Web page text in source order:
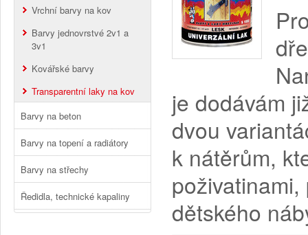
Vrchní barvy na kov
Barvy jednovrstvé 2v1 a
3v1
Kovářské barvy
Transparentní laky na kov
Barvy na beton
Barvy na topení a radiátory
Barvy na střechy
Ředidla, technické kapaliny
je dodávám
dvou
k nátěrům,
dětského